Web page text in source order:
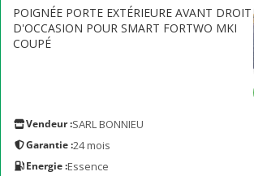
POIGNÉE PORTE EXTÉRIEURE AVANT DROIT
D'OCCASION POUR SMART FORTWO MKI
COUPÉ
Vendeur :SARL BONNIEU
Garantie :24 mois
Energie :Essence